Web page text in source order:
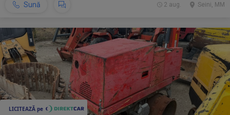
Sună Seini, MM
2 aug.